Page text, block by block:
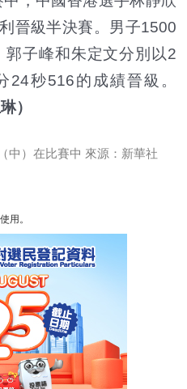
晉級半決賽。男子1500
子峰和朱定文分別以2
秒516的成績晉級。
）
中）在比賽中 來源：新華社
用。